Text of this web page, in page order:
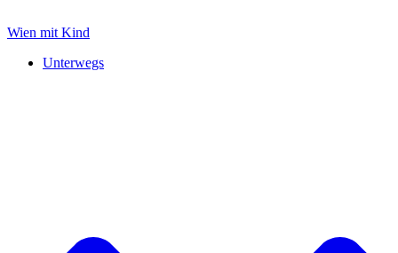
Inhalt
Wien mit Kind
Unterwegs